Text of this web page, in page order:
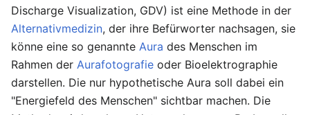
Discharge Visualization, GDV) ist eine Methode in der
Alternativmedizin, der ihre Befürworter nachsagen, sie
könne eine so genannte Aura des Menschen im
Rahmen der Aurafotografie oder Bioelektrographie
darstellen. Die nur hypothetische Aura soll dabei ein
"Energiefeld des Menschen" sichtbar machen. Die